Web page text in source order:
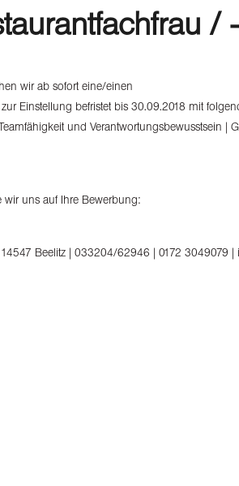
/
wir ab sofort eine/einen
Einstellung befristet bis 30.09.2018 mit
und Verantwortungsbewusstsein |
wir uns auf Ihre Bewerbung:
Beelitz | 033204/62946 | 0172 3049079 |